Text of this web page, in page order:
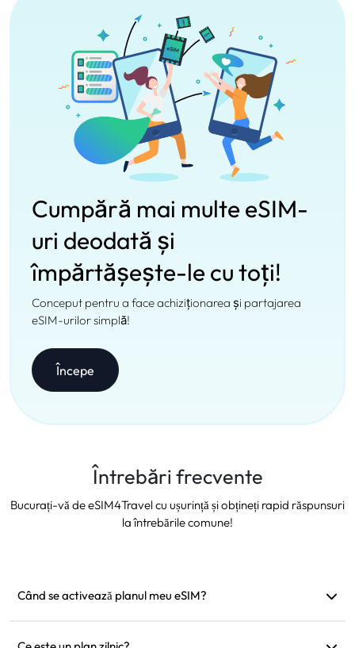
Cumpără mai multe eSIM-
uri deodată și
împărtășește-le cu toți!
Conceput pentru a face achiziționarea și partajarea
eSIM-urilor simplă!
Începe
Întrebări frecvente
Bucurați-vă de eSIM4Travel cu ușurință și obțineți rapid răspunsuri
la întrebările comune!
Când se activează planul meu eSIM?